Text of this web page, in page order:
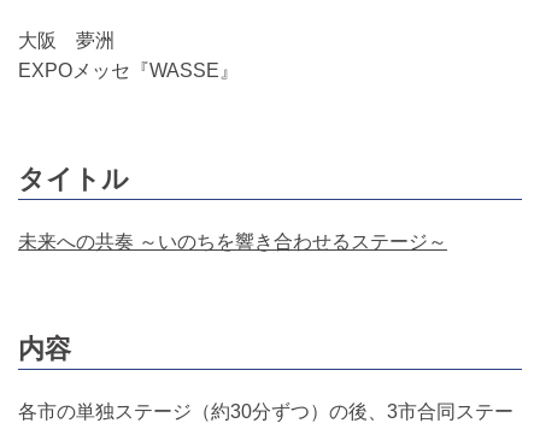
大阪 夢洲
EXPOメッセ『WASSE』
タイトル
未来への共奏 ～いのちを響き合わせるステージ～
内容
各市の単独ステージ（約30分ずつ）の後、3市合同ステー